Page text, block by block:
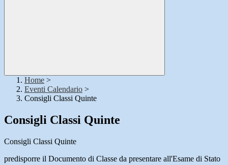
Home >
Eventi Calendario >
Consigli Classi Quinte
Consigli Classi Quinte
Consigli Classi Quinte
predisporre il Documento di Classe da presentare all'Esame di Stato